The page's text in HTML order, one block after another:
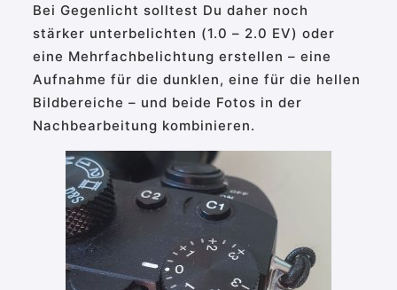
Bei Gegenlicht solltest Du daher noch
stärker unterbelichten (1.0 – 2.0 EV) oder
eine Mehrfachbelichtung erstellen – eine
Aufnahme für die dunklen, eine für die hellen
Bildbereiche – und beide Fotos in der
Nachbearbeitung kombinieren.